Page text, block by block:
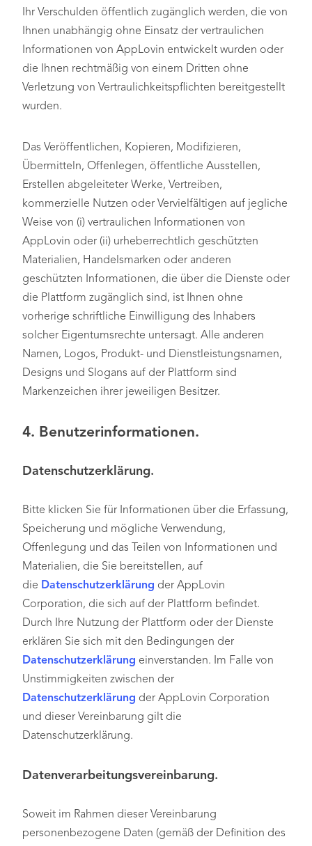
Ihr Verschulden öffentlich zugänglich werden, die von
Ihnen unabhängig ohne Einsatz der vertraulichen
Informationen von AppLovin entwickelt wurden oder
die Ihnen rechtmäßig von einem Dritten ohne
Verletzung von Vertraulichkeitspflichten bereitgestellt
wurden.
Das Veröffentlichen, Kopieren, Modifizieren,
Übermitteln, Offenlegen, öffentliche Ausstellen,
Erstellen abgeleiteter Werke, Vertreiben,
kommerzielle Nutzen oder Vervielfältigen auf jegliche
Weise von (i) vertraulichen Informationen von
AppLovin oder (ii) urheberrechtlich geschützten
Materialien, Handelsmarken oder anderen
geschützten Informationen, die über die Dienste oder
die Plattform zugänglich sind, ist Ihnen ohne
vorherige schriftliche Einwilligung des Inhabers
solcher Eigentumsrechte untersagt. Alle anderen
Namen, Logos, Produkt- und Dienstleistungsnamen,
Designs und Slogans auf der Plattform sind
Markenzeichen ihrer jeweiligen Besitzer.
4. Benutzerinformationen.
Datenschutzerklärung.
Bitte klicken Sie für Informationen über die Erfassung,
Speicherung und mögliche Verwendung,
Offenlegung und das Teilen von Informationen und
Materialien, die Sie bereitstellen, auf
die Datenschutzerklärung der AppLovin
Corporation, die sich auf der Plattform befindet.
Durch Ihre Nutzung der Plattform oder der Dienste
erklären Sie sich mit den Bedingungen der
Datenschutzerklärung einverstanden. Im Falle von
Unstimmigkeiten zwischen der
Datenschutzerklärung der AppLovin Corporation
und dieser Vereinbarung gilt die
Datenschutzerklärung.
Datenverarbeitungsvereinbarung.
Soweit im Rahmen dieser Vereinbarung
personenbezogene Daten (gemäß der Definition des